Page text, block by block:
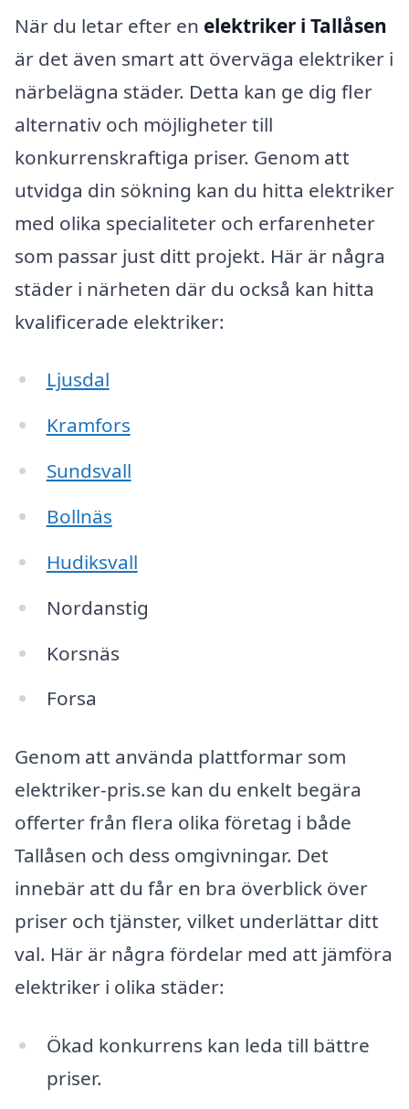
När du letar efter en elektriker i Tallåsen
är det även smart att överväga elektriker i
närbelägna städer. Detta kan ge dig fler
alternativ och möjligheter till
konkurrenskraftiga priser. Genom att
utvidga din sökning kan du hitta elektriker
med olika specialiteter och erfarenheter
som passar just ditt projekt. Här är några
städer i närheten där du också kan hitta
kvalificerade elektriker:
Ljusdal
Kramfors
Sundsvall
Bollnäs
Hudiksvall
Nordanstig
Korsnäs
Forsa
Genom att använda plattformar som
elektriker-pris.se kan du enkelt begära
offerter från flera olika företag i både
Tallåsen och dess omgivningar. Det
innebär att du får en bra överblick över
priser och tjänster, vilket underlättar ditt
val. Här är några fördelar med att jämföra
elektriker i olika städer:
Ökad konkurrens kan leda till bättre
priser.